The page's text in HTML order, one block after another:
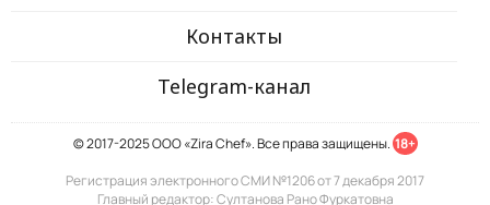
Контакты
Telegram-канал
© 2017-2025 ООО «Zira Chef». Все права защищены. 18+
Регистрация электронного СМИ №1206 от 7 декабря 2017
Главный редактор: Султанова Рано Фуркатовна